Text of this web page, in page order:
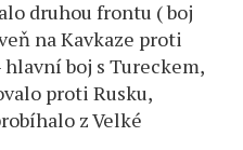
druhou frontu ( boj
na Kavkaze proti
boj s Tureckem,
proti Rusku,
z Velké